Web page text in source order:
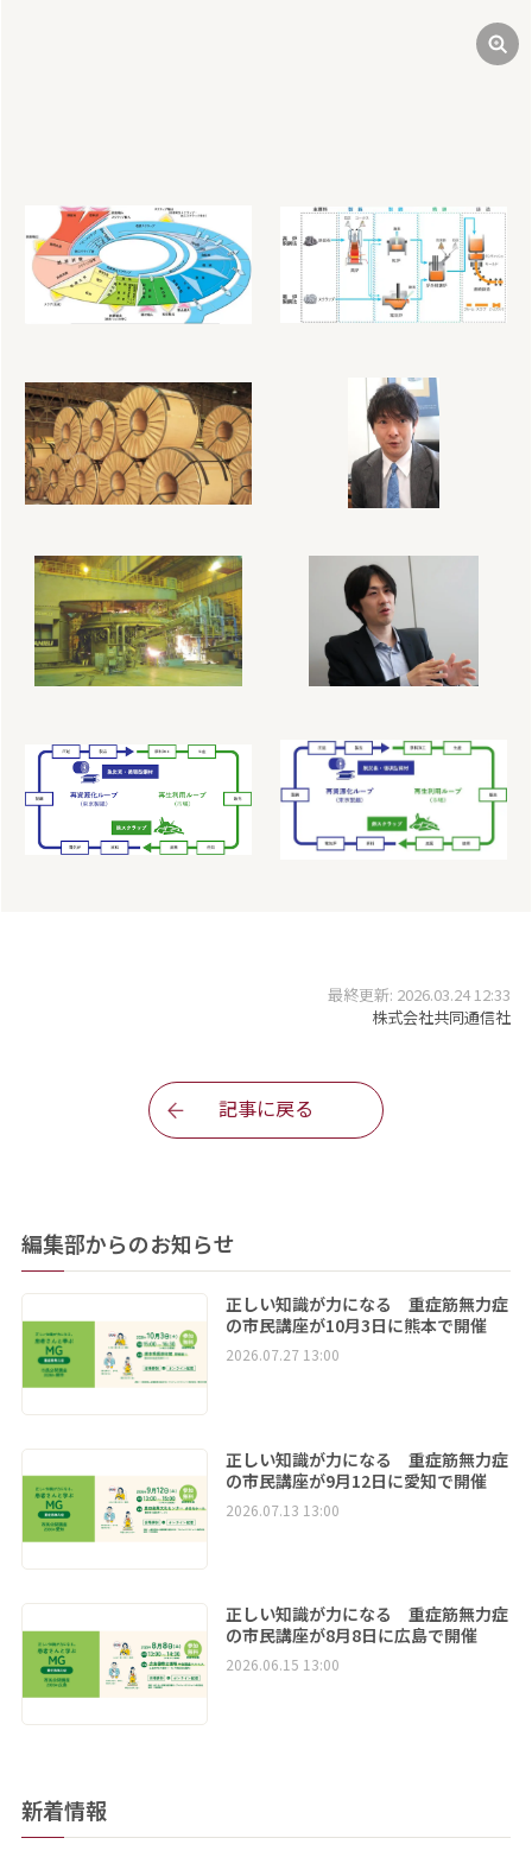
最終更新: 2026.03.24 12:33
株式会社共同通信社
記事に戻る
編集部からのお知らせ
正しい知識が力になる 重症筋無力症
の市民講座が10月3日に熊本で開催
2026.07.27 13:00
正しい知識が力になる 重症筋無力症
の市民講座が9月12日に愛知で開催
2026.07.13 13:00
正しい知識が力になる 重症筋無力症
の市民講座が8月8日に広島で開催
2026.06.15 13:00
新着情報